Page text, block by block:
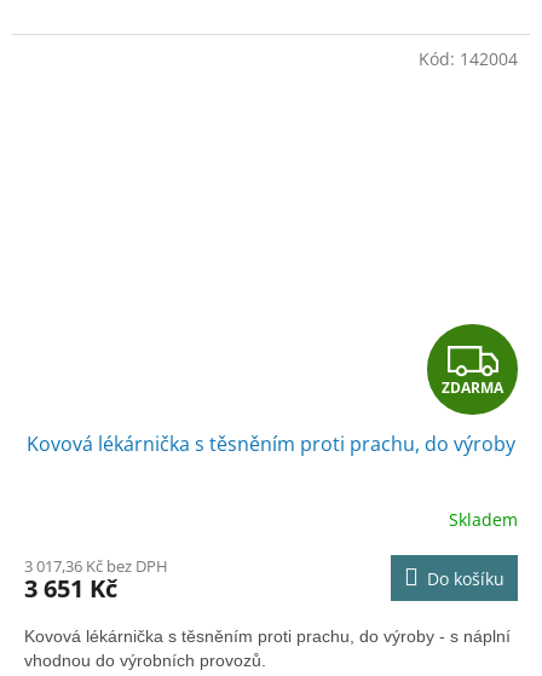
Z
D
A
R
M
A
ZDARMA
Kovová lékárnička s těsněním proti prachu, do výroby
Skladem
3 017,36 Kč bez DPH
3 651 Kč Do košíku
Kovová lékárnička s těsněním proti prachu, do výroby - s náplní
vhodnou do výrobních provozů.
Kód: 142004